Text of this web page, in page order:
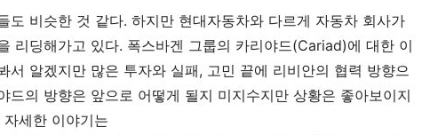
도 비슷한 것 같다. 하지만 현대자동차와 다르게 자동차 회사가
리딩해가고 있다. 폭스바겐 그룹의 카리야드(Cariad)에 대한 이
서 알겠지만 많은 투자와 실패, 고민 끝에 리비안의 협력 방향으
드의 방향은 앞으로 어떻게 될지 미지수지만 상황은 좋아보이지
세한 이야기는